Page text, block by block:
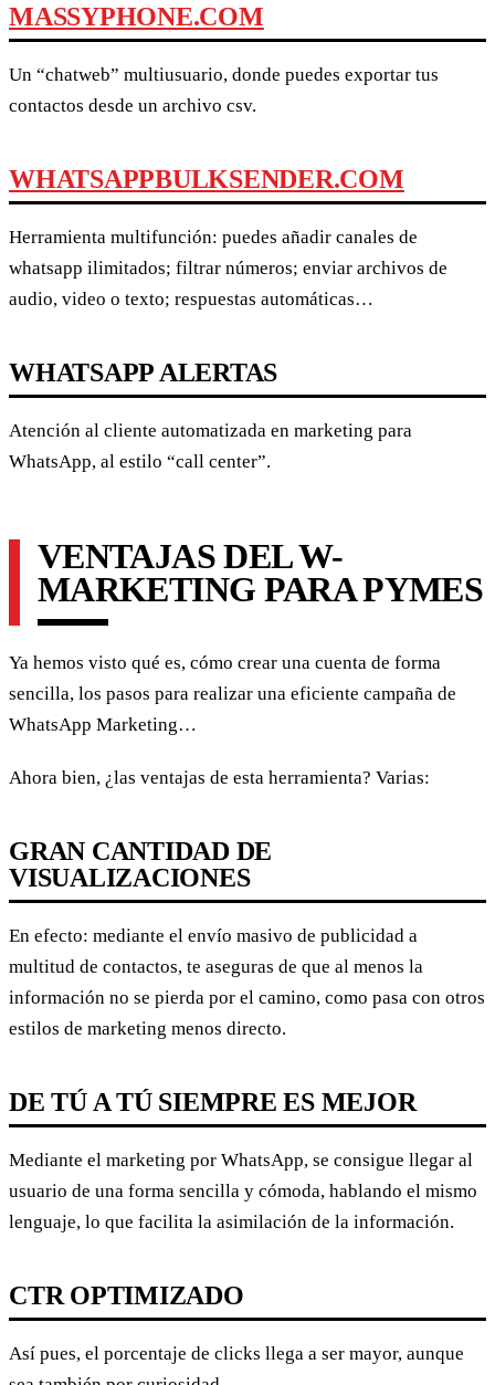
MASSYPHONE.COM
Un “chatweb” multiusuario, donde puedes exportar tus
contactos desde un archivo csv.
WHATSAPPBULKSENDER.COM
Herramienta multifunción: puedes añadir canales de
whatsapp ilimitados; filtrar números; enviar archivos de
audio, video o texto; respuestas automáticas…
WHATSAPP ALERTAS
Atención al cliente automatizada en marketing para
WhatsApp, al estilo “call center”.
VENTAJAS DEL W-
MARKETING PARA PYMES
Ya hemos visto qué es, cómo crear una cuenta de forma
sencilla, los pasos para realizar una eficiente campaña de
WhatsApp Marketing…
Ahora bien, ¿las ventajas de esta herramienta? Varias:
GRAN CANTIDAD DE
VISUALIZACIONES
En efecto: mediante el envío masivo de publicidad a
multitud de contactos, te aseguras de que al menos la
información no se pierda por el camino, como pasa con otros
estilos de marketing menos directo.
DE TÚ A TÚ SIEMPRE ES MEJOR
Mediante el marketing por WhatsApp, se consigue llegar al
usuario de una forma sencilla y cómoda, hablando el mismo
lenguaje, lo que facilita la asimilación de la información.
CTR OPTIMIZADO
Así pues, el porcentaje de clicks llega a ser mayor, aunque